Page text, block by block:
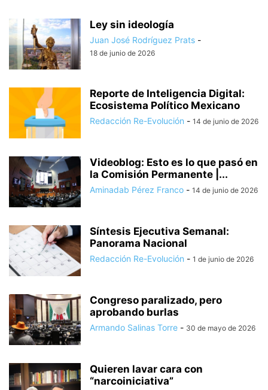
Ley sin ideología
Juan José Rodríguez Prats -
18 de junio de 2026
Reporte de Inteligencia Digital:
Ecosistema Político Mexicano
Redacción Re-Evolución - 14 de junio de 2026
Videoblog: Esto es lo que pasó en
la Comisión Permanente |...
Aminadab Pérez Franco - 14 de junio de 2026
Síntesis Ejecutiva Semanal:
Panorama Nacional
Redacción Re-Evolución - 1 de junio de 2026
Congreso paralizado, pero
aprobando burlas
Armando Salinas Torre - 30 de mayo de 2026
Quieren lavar cara con
“narcoiniciativa”